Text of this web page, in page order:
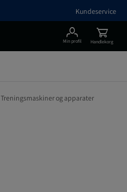
Kundeservice
Min profil Handlekorg
Treningsmaskiner og apparater